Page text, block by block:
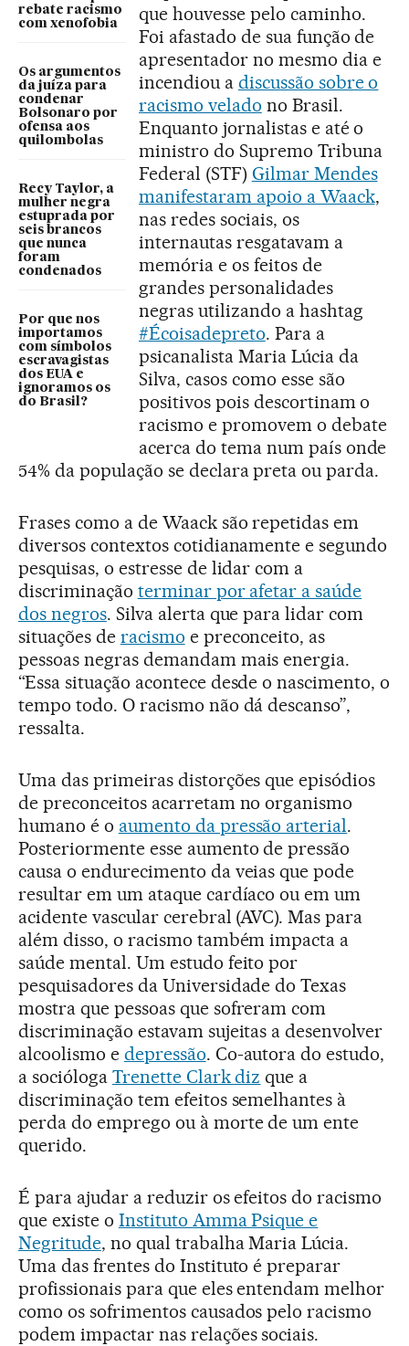
rebate racismo
com xenofobia
Os argumentos
da juíza para
condenar
Bolsonaro por
ofensa aos
quilombolas
Recy Taylor, a
mulher negra
estuprada por
seis brancos
que nunca
foram
condenados
Por que nos
importamos
com símbolos
escravagistas
dos EUA e
ignoramos os
do Brasil?
que houvesse pelo caminho.
Foi afastado de sua função de
apresentador no mesmo dia e
incendiou a discussão sobre o
racismo velado no Brasil.
Enquanto jornalistas e até o
ministro do Supremo Tribuna
Federal (STF) Gilmar Mendes
manifestaram apoio a Waack,
nas redes sociais, os
internautas resgatavam a
memória e os feitos de
grandes personalidades
negras utilizando a hashtag
#Écoisadepreto. Para a
psicanalista Maria Lúcia da
Silva, casos como esse são
positivos pois descortinam o
racismo e promovem o debate
acerca do tema num país onde
54% da população se declara preta ou parda.
Frases como a de Waack são repetidas em
diversos contextos cotidianamente e segundo
pesquisas, o estresse de lidar com a
discriminação terminar por afetar a saúde
dos negros. Silva alerta que para lidar com
situações de racismo e preconceito, as
pessoas negras demandam mais energia.
“Essa situação acontece desde o nascimento, o
tempo todo. O racismo não dá descanso”,
ressalta.
Uma das primeiras distorções que episódios
de preconceitos acarretam no organismo
humano é o aumento da pressão arterial.
Posteriormente esse aumento de pressão
causa o endurecimento da veias que pode
resultar em um ataque cardíaco ou em um
acidente vascular cerebral (AVC). Mas para
além disso, o racismo também impacta a
saúde mental. Um estudo feito por
pesquisadores da Universidade do Texas
mostra que pessoas que sofreram com
discriminação estavam sujeitas a desenvolver
alcoolismo e depressão. Co-autora do estudo,
a socióloga Trenette Clark diz que a
discriminação tem efeitos semelhantes à
perda do emprego ou à morte de um ente
querido.
É para ajudar a reduzir os efeitos do racismo
que existe o Instituto Amma Psique e
Negritude, no qual trabalha Maria Lúcia.
Uma das frentes do Instituto é preparar
profissionais para que eles entendam melhor
como os sofrimentos causados pelo racismo
podem impactar nas relações sociais.